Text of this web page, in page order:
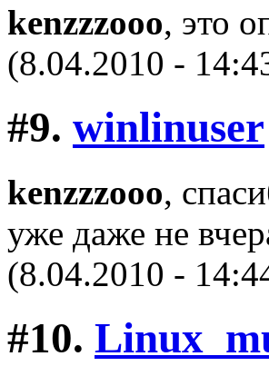
kenzzzooo, это
(8.04.2010 -
#9. winlinuser
kenzzzooo,
уже даже не
(8.04.2010 -
#10.